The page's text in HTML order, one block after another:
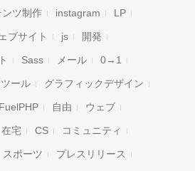
ンツ制作 instagram LP
ブサイト js 開発
Sass メール 0→1
ール グラフィックデザイン
FuelPHP 自由 ウェブ
在宅 CS コミュニティ
スポーツ プレスリリース